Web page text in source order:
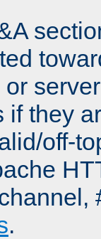
if they
off-
.